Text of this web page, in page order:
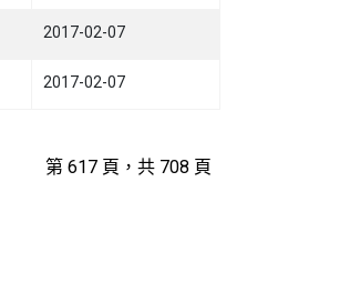
2017-02-07
2017-02-07
第 617 頁，共 708 頁